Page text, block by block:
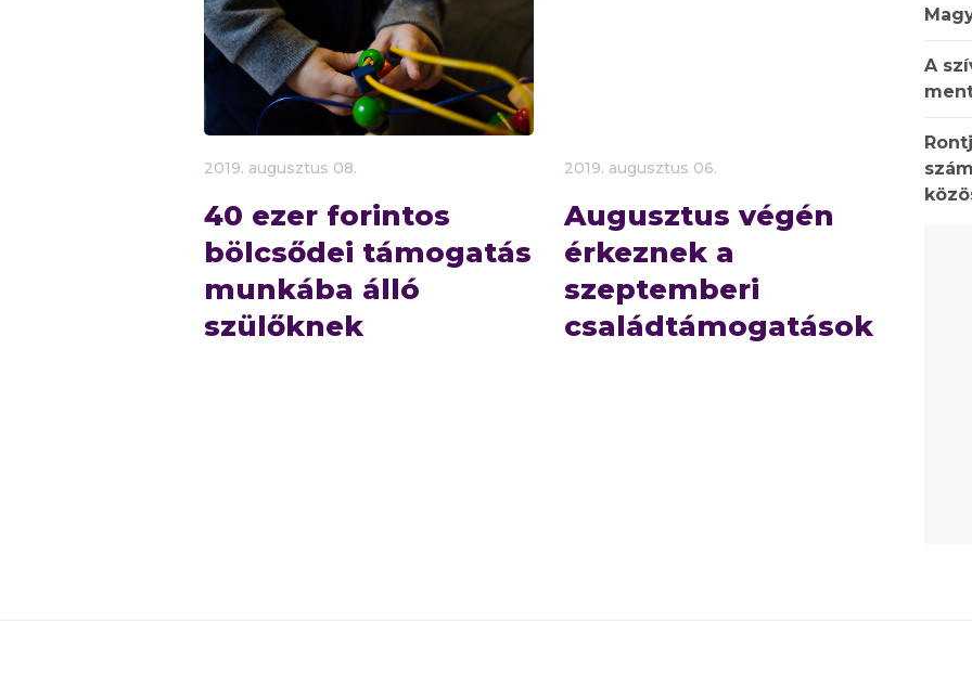
2019. augusztus 08.
40 ezer forintos
bölcsődei támogatás
munkába álló
szülőknek
2019. augusztus 06.
Augusztus végén
érkeznek a
szeptemberi
családtámogatások
A